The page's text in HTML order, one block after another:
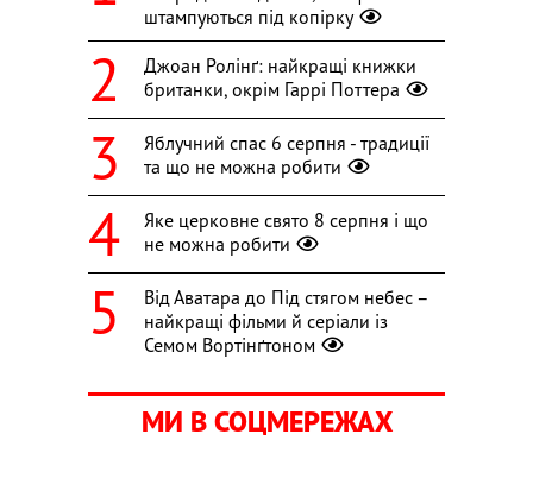
штампуються під копірку
Джоан Ролінґ: найкращі книжки
британки, окрім Гаррі Поттера
Яблучний спас 6 серпня - традиції
та що не можна робити
Яке церковне свято 8 серпня і що
не можна робити
Від Аватара до Під стягом небес –
найкращі фільми й серіали із
Семом Вортінґтоном
МИ В СОЦМЕРЕЖАХ